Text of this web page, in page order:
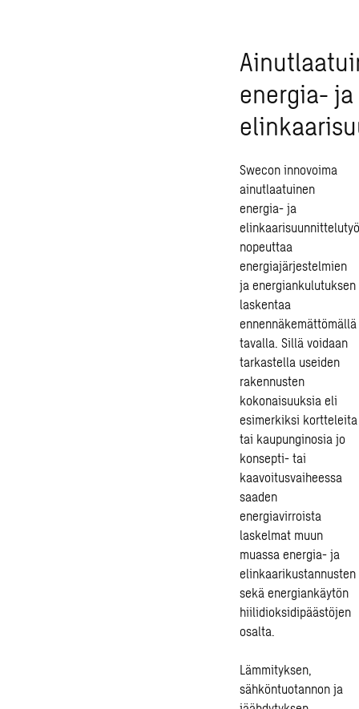
A
energia- ja
Swecon innovoima
ainutlaatuinen
energia- ja
nopeuttaa
energiajärjestelmien
ja energiankulutuksen
laskentaa
ennennäkemättömällä
tavalla. Sillä voidaan
tarkastella useiden
rakennusten
kokonaisuuksia eli
esimerkiksi kortteleita
tai kaupunginosia jo
konsepti- tai
kaavoitusvaiheessa
saaden
energiavirroista
laskelmat muun
muassa energia- ja
elinkaarikustannusten
sekä energiankäytön
hiilidioksidipäästöjen
osalta.
Lämmityksen,
sähköntuotannon ja